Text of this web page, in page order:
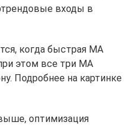
входы в
когда быстрая МА
этом все три МА
Подробнее на картинке
оптимизация